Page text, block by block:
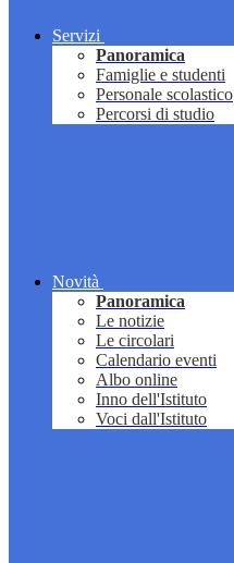
Servizi
Panoramica
Famiglie e studenti
Personale scolastico
Percorsi di studio
Novità
Panoramica
Le notizie
Le circolari
Calendario eventi
Albo online
Inno dell'Istituto
Voci dall'Istituto